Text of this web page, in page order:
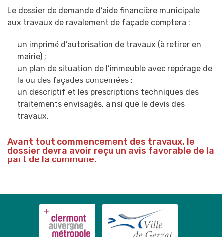
Le dossier de demande d’aide financière municipale
aux travaux de ravalement de façade comptera :
un imprimé d’autorisation de travaux (à retirer en
mairie) ;
un plan de situation de l’immeuble avec repérage de
la ou des façades concernées ;
un descriptif et les prescriptions techniques des
traitements envisagés, ainsi que le devis des
travaux.
Avant tout commencement des travaux, le
dossier devra avoir reçu un avis favorable de la
part de la commune.